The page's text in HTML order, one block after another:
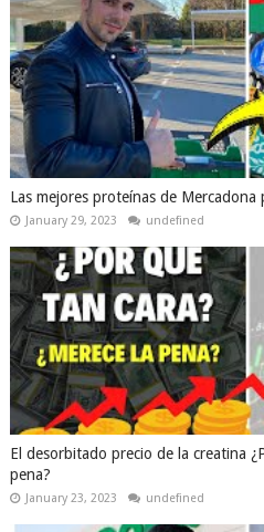
Las mejores proteínas de Mercadona
January 29, 2023 undefined
El desorbitado precio de la creatina
pena?
January 23, 2023 undefined